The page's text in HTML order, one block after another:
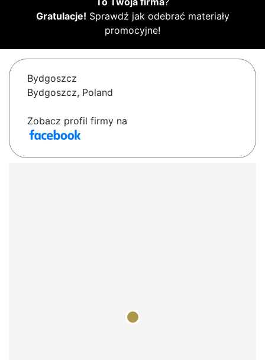
Gratulacje! Sprawdź jak odebrać materiały
promocyjne!
Bydgoszcz
Bydgoszcz, Poland
Zobacz profil firmy na